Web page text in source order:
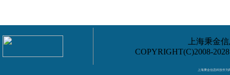
上海秉金
COPYRIGHT(C)2008-
上海秉金信息科技作